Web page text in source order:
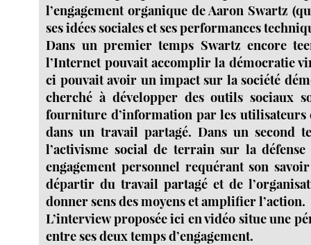
l’engagement organique de Aaron Swartz
ses idées sociales et ses performances
Dans un premier temps Swartz encore
l’Internet pouvait accomplir la démocratie
ci pouvait avoir un impact sur la société
cherché à développer des outils sociaux
fourniture d’information par les utilisateurs
dans un travail partagé. Dans un second
l’activisme social de terrain sur la
engagement personnel requérant son
départir du travail partagé et de
donner sens des moyens et amplifier l’action.
L’interview proposée ici en vidéo situe une
entre ses deux temps d’engagement.